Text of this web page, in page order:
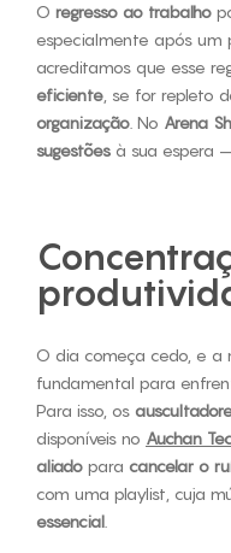
O regresso ao trabalho
especialmente após um
acreditamos que esse
eficiente , se for repleto
organização . No Arena
sugestões à sua espera
O dia começa cedo, e a
fundamental para
Para isso, os
disponíveis no Auchan
aliado para cancelar o
com uma playlist, cuja
essencial